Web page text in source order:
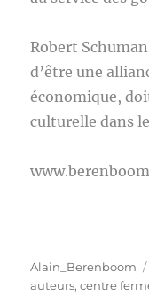
Robert
d’être une
économique,
culturelle dans
Auteur
Alain_Berenboom
auteurs,centre